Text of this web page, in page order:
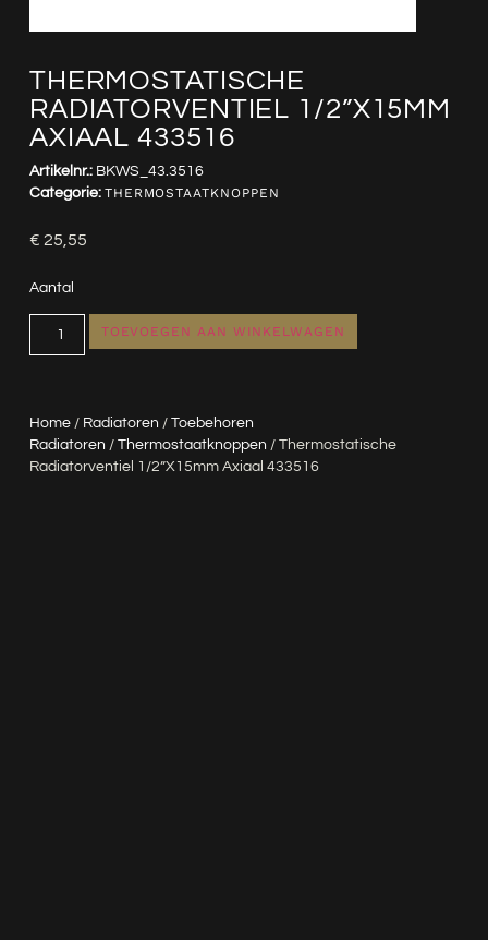
THERMOSTATISCHE
RADIATORVENTIEL 1/2”X15MM
AXIAAL 433516
Home/ Radiatoren / Toebehoren
Radiatoren / Thermostaatknoppen / Thermostatische
Radiatorventiel 1/2”x15mm Axiaal 433516
Artikelnr.: BKWS_43.3516
Categorie: THERMOSTAATKNOPPEN
€ 25,55
Aantal
TOEVOEGEN AAN WINKELWAGEN